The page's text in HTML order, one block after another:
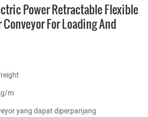
Power Retractable Flexible
For Loading And
m
yang dapat diperpanjang